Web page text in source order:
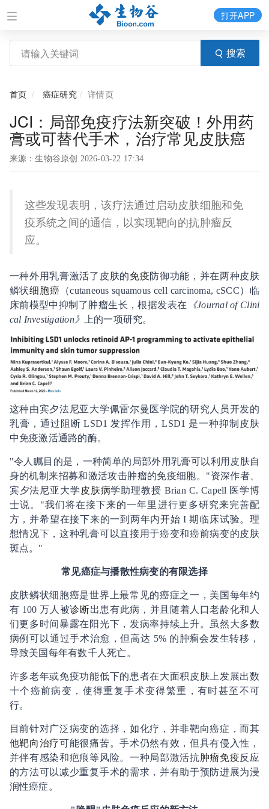
搜索
打开APP
首页 癌症研究 详情页
JCI：局部免疫疗法新突破！外用药
膏或可替代手术，治疗常见皮肤癌
来源：生物谷原创 2026-03-22 17:34
这些发现表明，该疗法通过启动皮肤细胞和免
疫系统之间的通信，以实现靶向的抗肿瘤反
应。
一种外用乳膏激活了皮肤的免疫防御功能，并在两种皮肤
鳞状细胞癌 （cutaneous squamous cell carcinoma, cSCC）临
床前模型中抑制了肿瘤生长，根据发表在 《Journal of Clini
cal Investigation》
上的一项研究。
这种由宾夕法尼亚大学佩雷尔曼医学院的研究人员开发的
乳膏，通过阻断 LSD1 发挥作用，LSD1 是一种抑制皮肤
中免疫激活通路的酶。
"令人瞩目的是，一种简单的局部外用乳膏可以利用皮肤自
身的机制来招募和激活攻击肿瘤的免疫细胞。"资深作者、
宾夕法尼亚大学 皮肤病学助理教授 Brian C. Capell 医学博
士说。"我们将在接下来的一年里进行更多研究来完善配
方，并希望在接下来的一到两年内开始 I 期临床试验。理
想情况下，这种乳膏可以直接用于癌变和癌前病变的皮肤
斑点。"
常见癌症与播散性病变的有限选择
皮肤鳞状细胞癌是世界上最常见的癌症之一，美国每年约
有 100 万人被诊断出患有此病，并且随着人口老龄化和人
们更多时间暴露在阳光下，发病率持续上升。虽然大多数
病例可以通过手术治愈，但高达 5% 的肿瘤会发生转移，
导致美国每年有数千人死亡。
许多老年或免疫功能低下的患者在大面积皮肤上发展出数
十个癌前病变，使得重复手术变得繁重，有时甚至不可
行。
目前针对广泛病变的选择，如化疗，并非靶向癌症，而其
他靶向治疗可能很痛苦。手术仍然有效，但具有侵入性，
并伴有感染和疤痕等风险。一种局部激活抗肿瘤免疫反应
的方法可以减少重复手术的需求，并有助于预防进展为浸
润性癌症。